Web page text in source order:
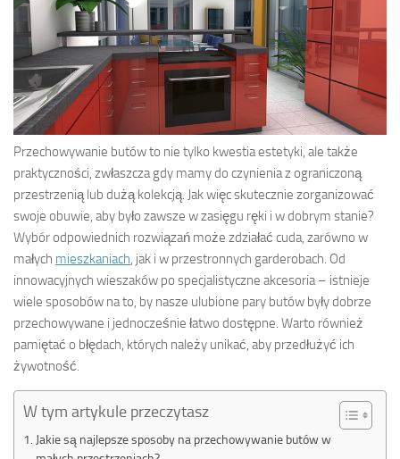
Przechowywanie butów to nie tylko kwestia estetyki, ale także
praktyczności, zwłaszcza gdy mamy do czynienia z ograniczoną
przestrzenią lub dużą kolekcją. Jak więc skutecznie zorganizować
swoje obuwie, aby było zawsze w zasięgu ręki i w dobrym stanie?
Wybór odpowiednich rozwiązań może zdziałać cuda, zarówno w
małych mieszkaniach, jak i w przestronnych garderobach. Od
innowacyjnych wieszaków po specjalistyczne akcesoria – istnieje
wiele sposobów na to, by nasze ulubione pary butów były dobrze
przechowywane i jednocześnie łatwo dostępne. Warto również
pamiętać o błędach, których należy unikać, aby przedłużyć ich
żywotność.
W tym artykule przeczytasz
Jakie są najlepsze sposoby na przechowywanie butów w